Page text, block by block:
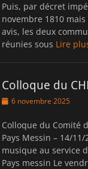
Puis, par décret
novembre 1810
avis, les deux
réunies sous Lire
Colloque du
Posted
6 novembre 2025
Colloque du Comité
Pays Messin – 14/11/
musique au service
Pays messin Le